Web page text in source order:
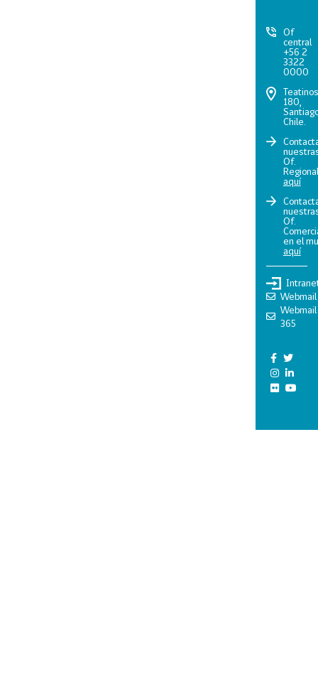
Of
central
+56 2
3322
0000
Teatinos
180,
Chile.
Of.
aquí
Of.
en el
aquí
Webmail
Webmail
365